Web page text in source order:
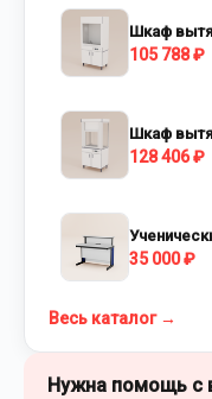
Шкаф
105 788 ₽
Шкаф
128 406 ₽
35 000 ₽
Весь каталог →
Нужна помощь с